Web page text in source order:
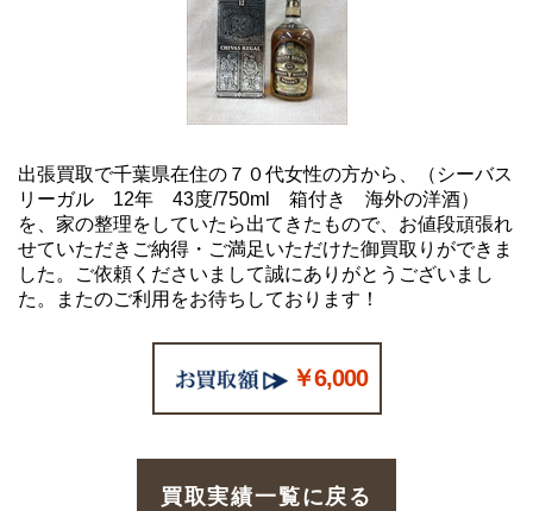
出張買取で千葉県在住の７０代女性の方から、（シーバス
リーガル 12年 43度/750ml 箱付き 海外の洋酒）
を、家の整理をしていたら出てきたもので、お値段頑張れ
せていただきご納得・ご満足いただけた御買取りができま
した。ご依頼くださいまして誠にありがとうございまし
た。またのご利用をお待ちしております！
￥6,000
買取実績一覧に戻る